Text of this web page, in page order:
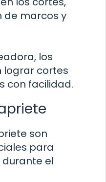
de marcos y
los
lograr cortes
con facilidad.
son
para
el